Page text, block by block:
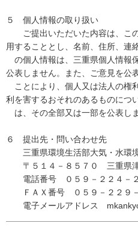
５ 個人情報の取り扱い
ご提出いただいた内容は、こ
用することとし、名前、住所、連
の個人情報は、三重県個人情報
公表しません。また、ご意見を公
ことにより、個人又は法人の権
利を害するおそれのあるものにつ
は、その全部又は一部を公表しま
６ 提出先・問い合わせ先
三重県環境生活部大気・水環
〒５１４－８５７０ 三重県津
電話番号 ０５９－２２４－２
ＦＡＸ番号 ０５９－２２９－
電子メールアドレス